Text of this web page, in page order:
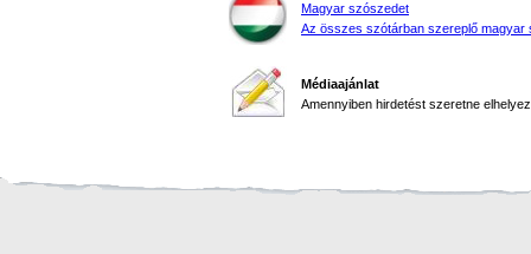
Magyar szószedet
Az összes szótárban szereplő magyar
Médiaajánlat
Amennyiben hirdetést szeretne